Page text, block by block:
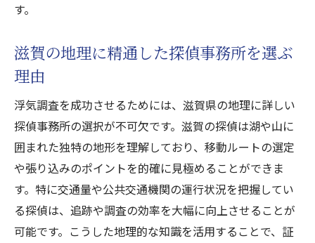
浮気調査における透明な料金体系の重要性
由
滋賀の探偵事務所で確認すべき信頼性の証
浮気調査に最適な探偵事務所選びのポイン
ト
初回相談で見極める浮気調査の成功への道
浮気調査の要、探偵事務所選びで大切な基
準
す。
滋賀の地理に精通した探偵事務所を選ぶ
理由
浮気調査を成功させるためには、滋賀県の地理に詳しい
探偵事務所の選択が不可欠です。滋賀の探偵は湖や山に
囲まれた独特の地形を理解しており、移動ルートの選定
や張り込みのポイントを的確に見極めることができま
す。特に交通量や公共交通機関の運行状況を把握してい
る探偵は、追跡や調査の効率を大幅に向上させることが
可能です。こうした地理的な知識を活用することで、証